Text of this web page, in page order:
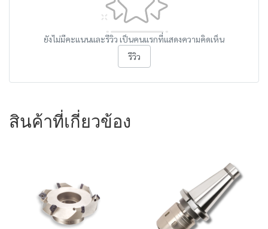
ยังไม่มีคะแนนและรีวิว เป็นคนแรกที่แสดงความคิดเห็น
รีวิว
สินค้าที่เกี่ยวข้อง